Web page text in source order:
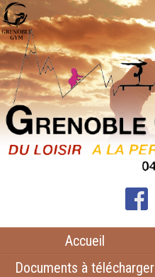
Accueil
Documents à télécharger